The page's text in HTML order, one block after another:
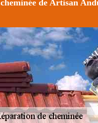
cheminée de Artisan